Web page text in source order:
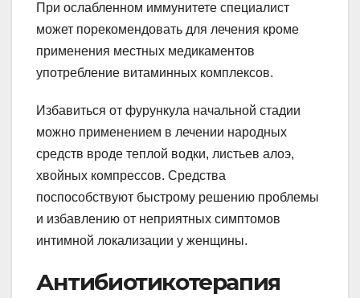
При ослабленном иммунитете специалист
может порекомендовать для лечения кроме
применения местных медикаментов
употребление витаминных комплексов.
Избавиться от фурункула начальной стадии
можно применением в лечении народных
средств вроде теплой водки, листьев алоэ,
хвойных компрессов. Средства
поспособствуют быстрому решению проблемы
и избавлению от неприятных симптомов
интимной локализации у женщины.
Антибиотикотерапия